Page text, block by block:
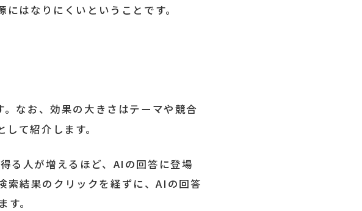
はなりにくいということです。
なお、効果の大きさはテーマや競合
て紹介します。
る人が増えるほど、AIの回答に登場
索結果のクリックを経ずに、AIの回答
。